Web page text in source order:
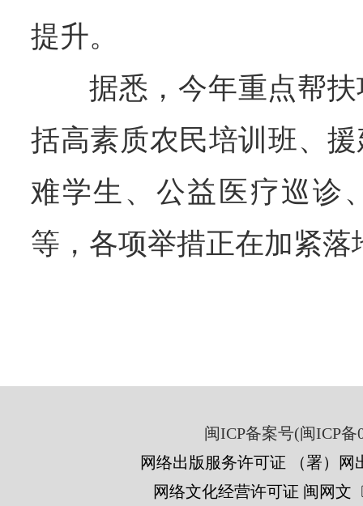
提升。
据悉，今年重点帮
括高素质农民培训班、
难学生、公益医疗巡诊
等，各项举措正在加紧落
闽ICP备案号(闽ICP备
网络出版服务许可证 （署）网
网络文化经营许可证 闽网文